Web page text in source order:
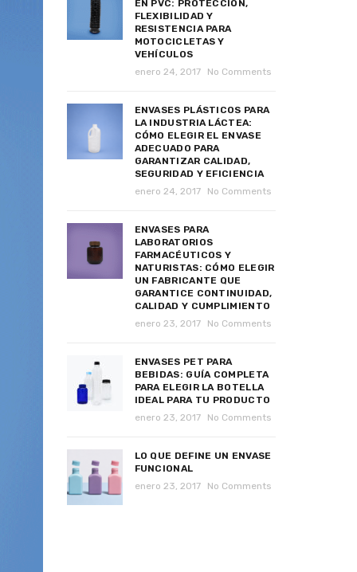
EN PVC: PROTECCIÓN,
FLEXIBILIDAD Y
RESISTENCIA PARA
MOTOCICLETAS Y
VEHÍCULOS
enero 24, 2017
No Comments
ENVASES PLÁSTICOS PARA
LA INDUSTRIA LÁCTEA:
CÓMO ELEGIR EL ENVASE
ADECUADO PARA
GARANTIZAR CALIDAD,
SEGURIDAD Y EFICIENCIA
enero 24, 2017
No Comments
ENVASES PARA
LABORATORIOS
FARMACÉUTICOS Y
NATURISTAS: CÓMO ELEGIR
UN FABRICANTE QUE
GARANTICE CONTINUIDAD,
CALIDAD Y CUMPLIMIENTO
enero 23, 2017
No Comments
ENVASES PET PARA
BEBIDAS: GUÍA COMPLETA
PARA ELEGIR LA BOTELLA
IDEAL PARA TU PRODUCTO
enero 23, 2017
No Comments
LO QUE DEFINE UN ENVASE
FUNCIONAL
enero 23, 2017
No Comments